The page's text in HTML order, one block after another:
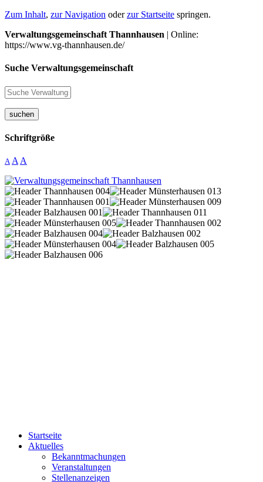
Zum Inhalt, zur Navigation oderzur Startseite springen.
Verwaltungsgemeinschaft Thannhausen | Online:
https://www.vg-thannhausen.de/
Suche Verwaltungsgemeinschaft
suchen
Schriftgröße
A A A
Startseite
Aktuelles
Bekanntmachungen
Veranstaltungen
Stellenanzeigen